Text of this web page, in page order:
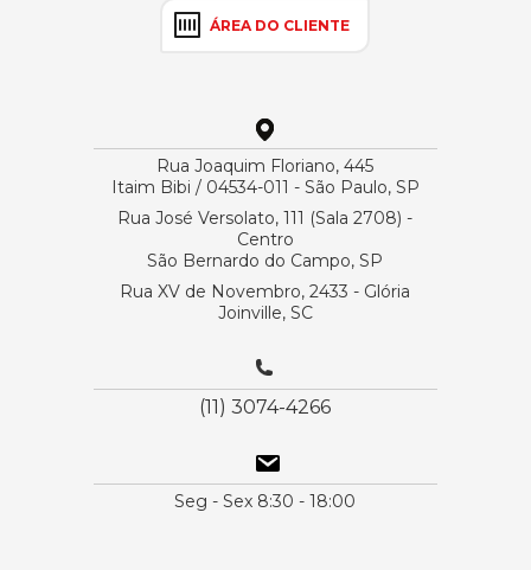
ÁREA DO CLIENTE
Rua Joaquim Floriano, 445
Itaim Bibi / 04534-011 - São Paulo, SP
Rua José Versolato, 111 (Sala 2708) -
Centro
São Bernardo do Campo, SP
Rua XV de Novembro, 2433 - Glória
Joinville, SC
(11) 3074-4266
Seg - Sex 8:30 - 18:00